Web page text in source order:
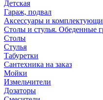
Детская
Гараж, подвал
Аксессуары и
Столы и стулья. Обеденные
Столы
Стулья
Табуретки
Сантехника на заказ
Мойки
Измельчители
Дозаторы